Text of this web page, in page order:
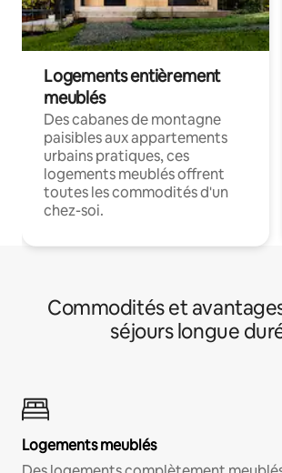
Logements entièrement
meublés
Des cabanes de montagne
paisibles aux appartements
urbains pratiques, ces
logements meublés offrent
toutes les commodités d'un
chez-soi.
Commodités et
séjours longue
Logements meublés